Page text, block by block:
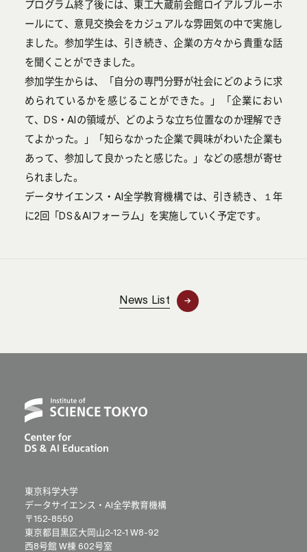
プログラム終了後には、東工大蔵前会館ロイアルブルーホ
ールにて、意見交換会をカジュアルな雰囲気の中で実施し
ました。参加学生は、引き続き、企業の方々から貴重な話
を聞くことができました。
参加学生からは、「自分の専門分野が社会にどのように求
められているかを感じることができた。」「企業におい
て、DS・AIの領域が、どのような立ち位置なのか理解でき
てよかった。」「知らなかった企業で興味がわいた企業も
あって、参加して良かったと感じた。」などの感想が寄せ
られました。
データサイエンス・AI全学教育機構では、引き続き、１年
に2回「DS＆AIフォーラム」を実施していく予定です。
News List
東京科学大学
データサイエンス・AI全学教育機構
〒152-8550
東京都目黒区大岡山2-12-1 W8-92
西8号館 W棟 602号室